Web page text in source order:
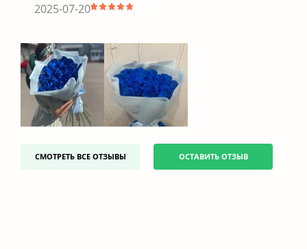
2025-07-20
СМОТРЕТЬ ВСЕ ОТЗЫВЫ ОСТАВИТЬ ОТЗЫВ